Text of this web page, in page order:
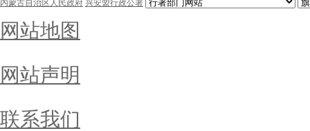
内蒙古自治区人民政府 兴安盟行政公署
网站地图
网站声明
联系我们